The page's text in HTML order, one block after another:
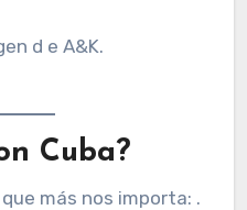
d e A&K.
Cuba?
más nos importa: .